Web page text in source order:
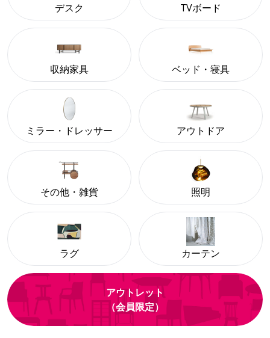
デスク TVボード
収納家具 ベッド・寝具
ミラー・ドレッサー アウトドア
その他・雑貨 照明
ラグ カーテン
アウトレット
（会員限定）